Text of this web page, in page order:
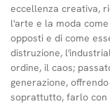
eccellenza creativa,
l'arte e la moda
opposti e di come
distruzione,
ordine, il caos;
generazione,
soprattutto, farlo con